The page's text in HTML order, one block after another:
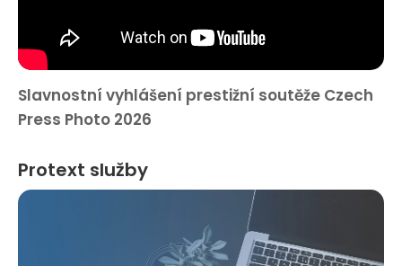
Slavnostní vyhlášení prestižní soutěže Czech
Press Photo 2026
Protext služby